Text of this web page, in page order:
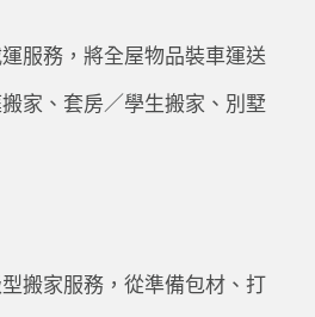
服務，將全屋物品裝車運送
家、套房／學生搬家、別墅
搬家服務，從準備包材、打